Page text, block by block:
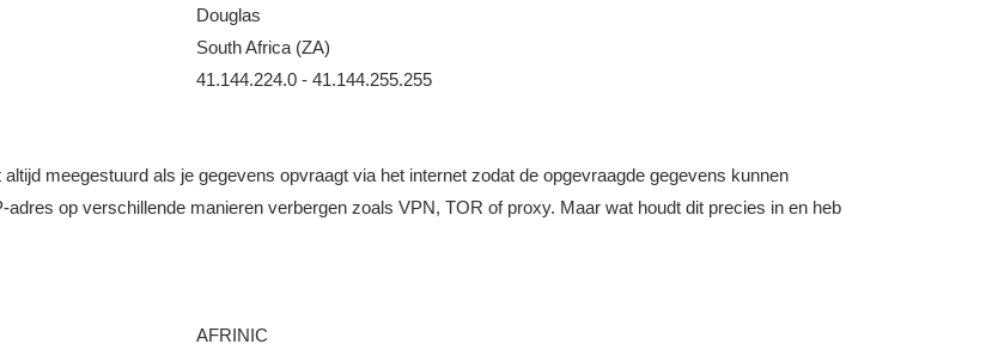
Douglas
South Africa (ZA)
41.144.224.0 - 41.144.255.255
meegestuurd als je gegevens opvraagt via het internet zodat de opgevraagde gegevens kunnen
op verschillende manieren verbergen zoals VPN, TOR of proxy. Maar wat houdt dit precies in en heb
AFRINIC